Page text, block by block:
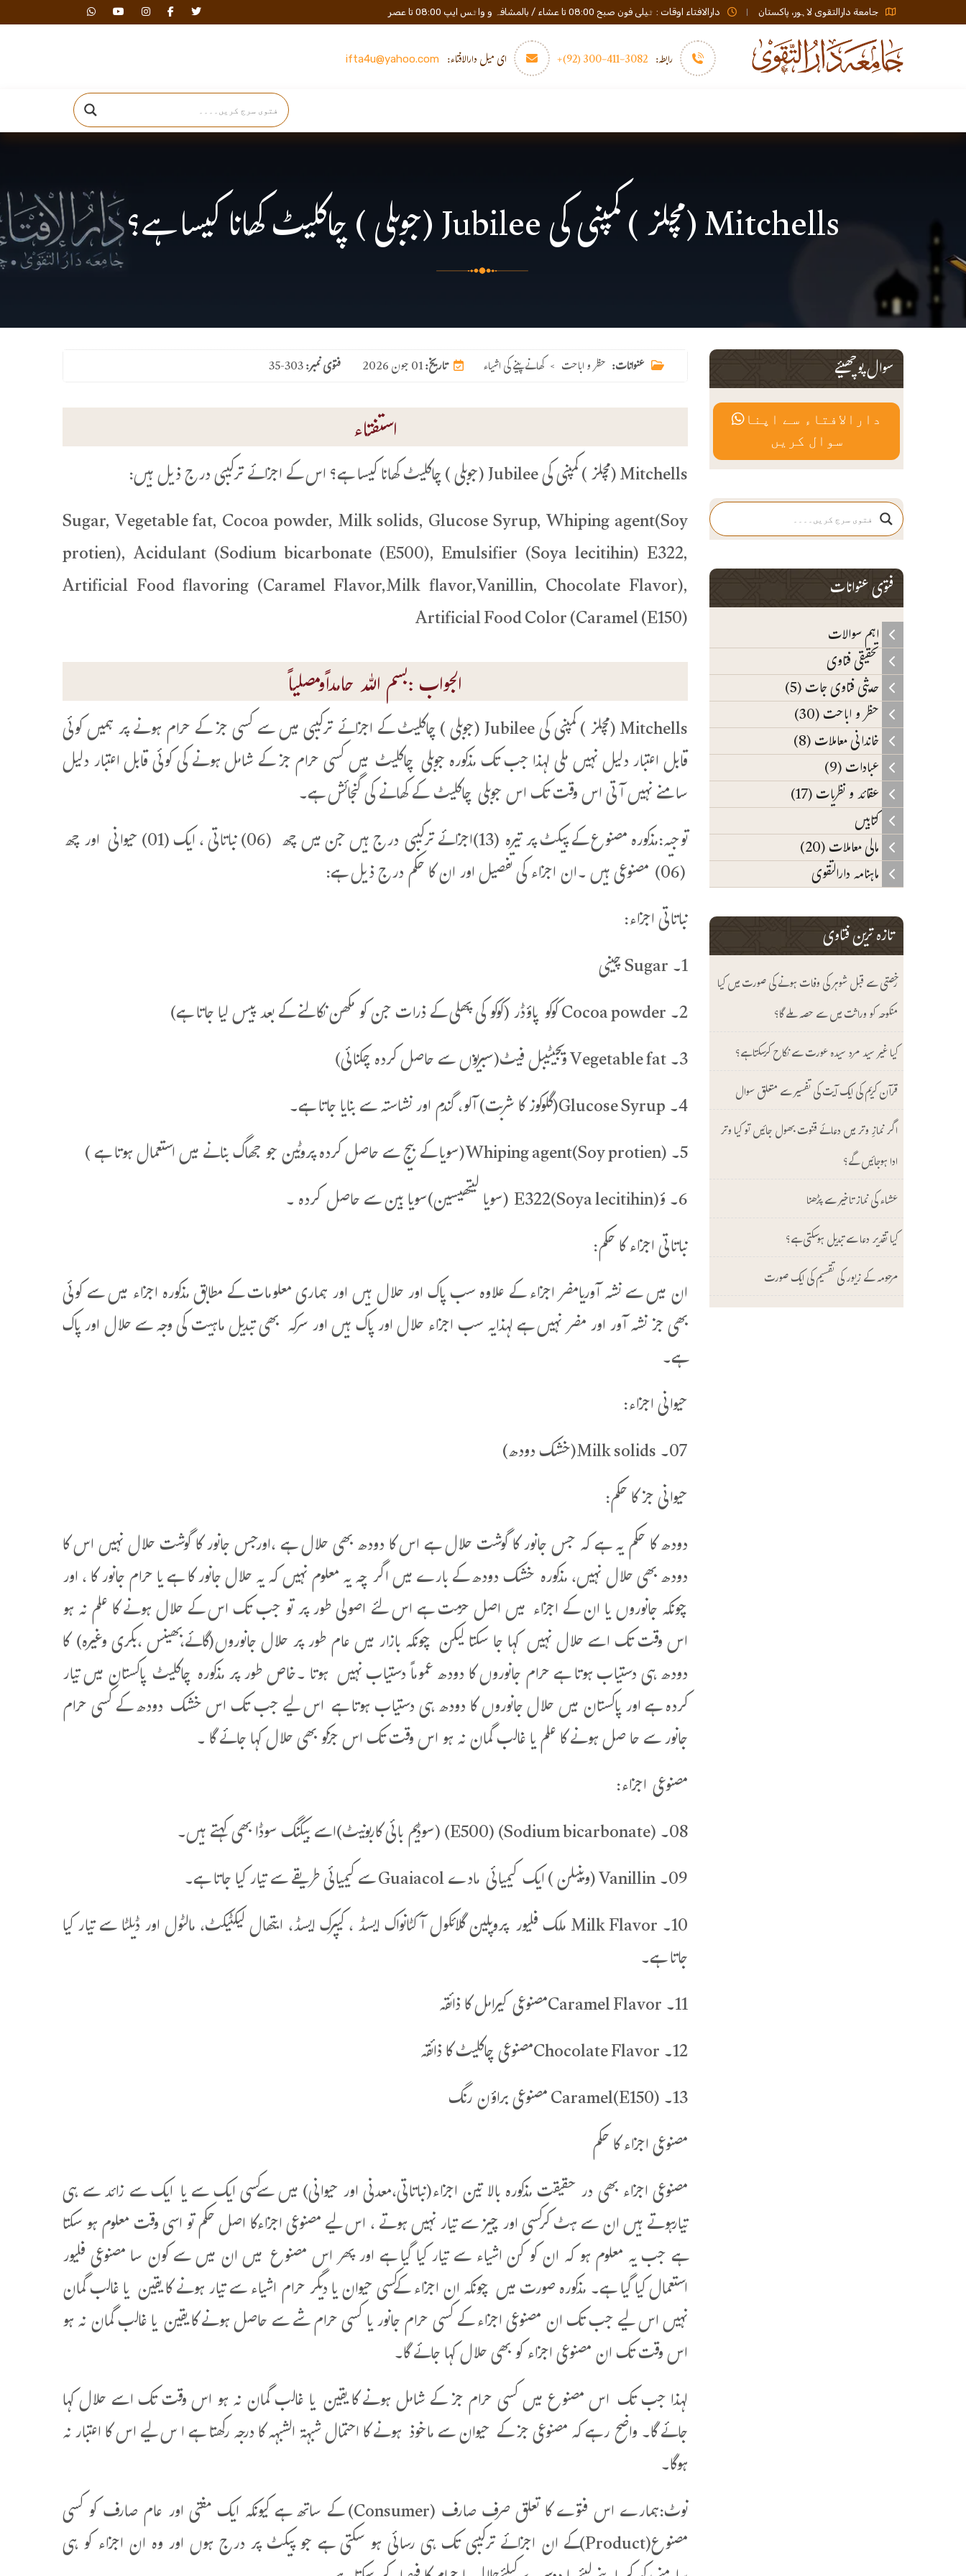
جامعة دارالتقوی لاہور، پاکستان دارالافتاء اوقات : ٹیلی فون صبح 08:00 تا عشاء / بالمشافہ و واٹس ایپ 08:00 تا عصر
رابطہ: 3082-411-300 (92)+ ای میل دارالافتاء: ifta4u@yahoo.com
Mitchells (مچلز ) کمپنی کی Jubilee (جوبلی ) چاکلیٹ کھانا کیسا ہے؟
فتوی نمبر:35-303 تاریخ:01 جون 2026 عنوانات: حظر و اباحت > کھانے پینے کی اشیاء
استفتاء
Mitchells (مچلز ) کمپنی کی Jubilee (جوبلی ) چاکلیٹ کھانا کیسا ہے؟ اس کے اجزائے ترکیبی درج ذیل ہیں:
Sugar, Vegetable fat, Cocoa powder, Milk solids, Glucose Syrup, Whiping agent(Soy
protien), Acidulant (Sodium bicarbonate (E500), Emulsifier (Soya lecitihin) E322,
Artificial Food flavoring (Caramel Flavor,Milk flavor,Vanillin, Chocolate Flavor),
Artificial Food Color (Caramel (E150)
الجواب :بسم اللہ حامداًومصلیاً
Mitchells (مچلز ) کمپنی کی Jubilee (جوبلی ) چاکلیٹ کے اجزائے ترکیبی میں سے کسی جز کے حرام ہونے پر ہمیں کوئی
قابل اعتبار دلیل نہیں ملی لہذا جب تک مذکورہ جوبلی چاکلیٹ میں کسی حرام جز کے شامل ہونے کی کوئی قابل اعتبار دلیل
سامنے نہیں آتی اس وقت تک اس جوبلی چاکلیٹ کے کھانے کی گنجائش ہے۔
توجیہ:مذکورہ مصنوع کے پیکٹ پر تیرہ (13)اجزائے ترکیبی درج ہیں جن میں چھ (06) نباتاتی ، ایک (01) حیوانی اور چھ
(06) مصنوعی ہیں ۔ان اجزاء کی تفصیل اور ان كا حکم درج ذیل ہے:
نباتاتی اجزاء:
1۔ Sugar چینی
2۔ Cocoa powder کوکو پاؤڈر (کوکو کی پھلی کے ذرات جن کو مکھن نکالنے کے بعد پیس لیا جاتا ہے)
3۔ Vegetable fat ویجیٹیبل فیٹ(سبزیوں سے حاصل کردہ چکنائی)
4۔ Glucose Syrup(گلوکوز کا شربت) آلو، گندم اور نشاستہ سے بنایا جاتا ہے۔
5۔ Whiping agent(Soy protien)(سویا کے بیج سے حاصل کردہ پروٹین جو جھاگ بنانے میں استعمال ہوتا ہے )
6۔ ؤ(Soya lecitihin)E322 (سویا لیتھیسین)سویا بین سے حاصل کردہ ۔
نباتاتی اجزاء کا حکم:
ان میں سے نشہ آوریامضر اجزاء کے علاوہ سب پاک اور حلال ہیں اور ہماری معلومات کے مطابق مذکورہ اجزاء میں سے کوئی
بھی جز نشہ آور اور مضر نہیں ہے لہذایہ سب اجزاء حلال اور پاک ہیں اور سرکہ بھی تبدیل ماہیت کی وجہ سے حلال اور پاک
ہے۔
حیوانی اجزاء:
07۔ Milk solids(خشک دودھ)
حیوانی جز کا حکم:
دودھ کا حکم یہ ہے کہ جس جانور کا گوشت حلال ہے اس کا دودھ بھی حلال ہے ،اورجس جانور کا گوشت حلال نہیں اس کا
دودھ بھی حلال نہیں، مذکورہ خشک دودھ کے بارے میں اگر چہ یہ معلوم نہیں کہ یہ حلال جانور کا ہے یا حرام جانور کا ، اور
چونکہ جانوروں یا ان کے اجزاء میں اصل حرمت ہے اس لئے اصولی طور پر تو جب تک اس کے حلال ہونے کا علم نہ ہو
اس وقت تک اسے حلال نہیں کہا جا سکتا لیکن چونکہ بازار میں عام طور پر حلال جانوروں(گائے،بھینس ،بکری وغیرہ) کا
دودھ ہی دستیاب ہوتا ہے حرام جانوروں کا دودھ عموماً دستیاب نہیں ہوتا ۔خاص طور پر مذکورہ چاکلیٹ پاکستان میں تیار
کردہ ہے اور پاکستان میں حلال جانوروں کا دودھ ہی دستیاب ہوتا ہے اس لیے جب تک اس خشک دودھ کے کسی حرام
جانور سے حا صل ہونے کا علم یا غالب گمان نہ ہو اس وقت تک اس جزکو بھی حلال کہا جائے گا ۔
مصنوعی اجزاء:
08۔ (Sodium bicarbonate) (E500) (سوڈیم بائی کاربونیٹ)اسے بیکنگ سوڈا بھی کہتے ہیں۔
09۔ Vanillin (وینیلن ) ایک کیمیائی مادے Guaiacol سے کیمیائی طریقے سے تیار کیا جاتا ہے۔
10۔ Milk Flavor ملک فلیور پروپلین گلائکول آکٹانواک ایسڈ ، کیپرک ایسڈ، ایتھال لیکٹیکٹ، مالٹول اور ڈیلٹا سے تیار کیا
جاتا ہے۔
11۔ Caramel Flavorمصنوعی کیرامل کا ذائقہ
12۔ Chocolate Flavorمصنوعی چاکلیٹ کا ذائقہ
13۔ Caramel(E150) مصنوعی براؤن رنگ
مصنوعی اجزاء کا حکم
مصنوعی اجزاء بھی در حقیقت مذکورہ بالا تین اجزاء(نباتاتی،معدنی اور حیوانی) میں سےکسی ایک سے یا ایک سے زائد سے ہی
تیارہوتے ہیں ان سے ہٹ کرکسی اور چیز سے تیار نہیں ہوتے ، اس لیے مصنوعی اجزاءکا اصل حکم تو اسی وقت معلوم ہو سکتا
ہے جب یہ معلوم ہو کہ ان کو کن اشیاء سے تیار کیا گیا ہے اور پھر اس مصنوع میں ان میں سے کون سا مصنوعی فلیور
استعمال کیا گیا ہے۔ مذکورہ صورت میں چونکہ ان اجزاء کےکسی حیوان یا دیگر حرام اشیاء سے تیار ہونے کا یقین یا غالب گمان
نہیں اس لیے جب تک ان مصنوعی اجزاء کے کسی حرام جانور یا کسی حرام شے سے حاصل ہونے کا یقین یا غالب گمان نہ ہو
اس وقت تک ان مصنوعی اجزاء کو بھی حلال کہا جائے گا۔
لہذا جب تک اس مصنوع میں کسی حرام جز کے شامل ہونے کا یقین یا غالب گمان نہ ہو اس وقت تک اسے حلال کہا
جائے گا۔ واضح رہے کہ مصنوعی جز کے حیوان سے ماخوذ ہونے کا احتمال شبہۃ الشبہہ کا درجہ رکھتا ہے ا س لیے اس کا اعتبار نہ
ہوگا۔
نوٹ:ہمارے اس فتوے کا تعلق صرف صارف (Consumer) کے ساتھ ہے کیونکہ ایک مفتی اور عام صارف کو کسی
مصنوع(Product)کے ان اجزائے ترکیبی تک ہی رسائی ہو سکتی ہے جو پیکٹ پر درج ہوں اور وہ ان اجزاء کو ہی
سوال پوچھیئے
دارالافتاء سے اپنا
سوال کریں
فتوی عنوانات
اہم سوالات
تحقیقی فتاوی
حدیثی فتاوی جات (5)
حظر و اباحت (30)
خاندانی معاملات (8)
عبادات (9)
عقائد و نظریات (17)
کتابیں
مالی معاملات (20)
ماہنامہ دارالتقوی
تازہ ترین فتاوی
رخصتی سے قبل شوہر کی وفات ہونے کی صورت میں کیا
منکوحہ کو وراثت میں سے حصہ ملے گا؟
کیا غیر سید مرد سیدہ عورت سے نکاح کرسکتا ہے؟
قرآن کریم کی ایک آیت کی تفسیر سے متعلق سوال
اگر نمازِ وتر میں دعائے قنوت بھول جائیں تو کیا وتر
ادا ہوجائیں گے؟
عشاء کی نماز تاخیر سے پڑھنا
کیا تقدیر دعا سے تبدیل ہوسکتی ہے؟
مرحومہ کے زیور کی تقسیم کی ایک صورت